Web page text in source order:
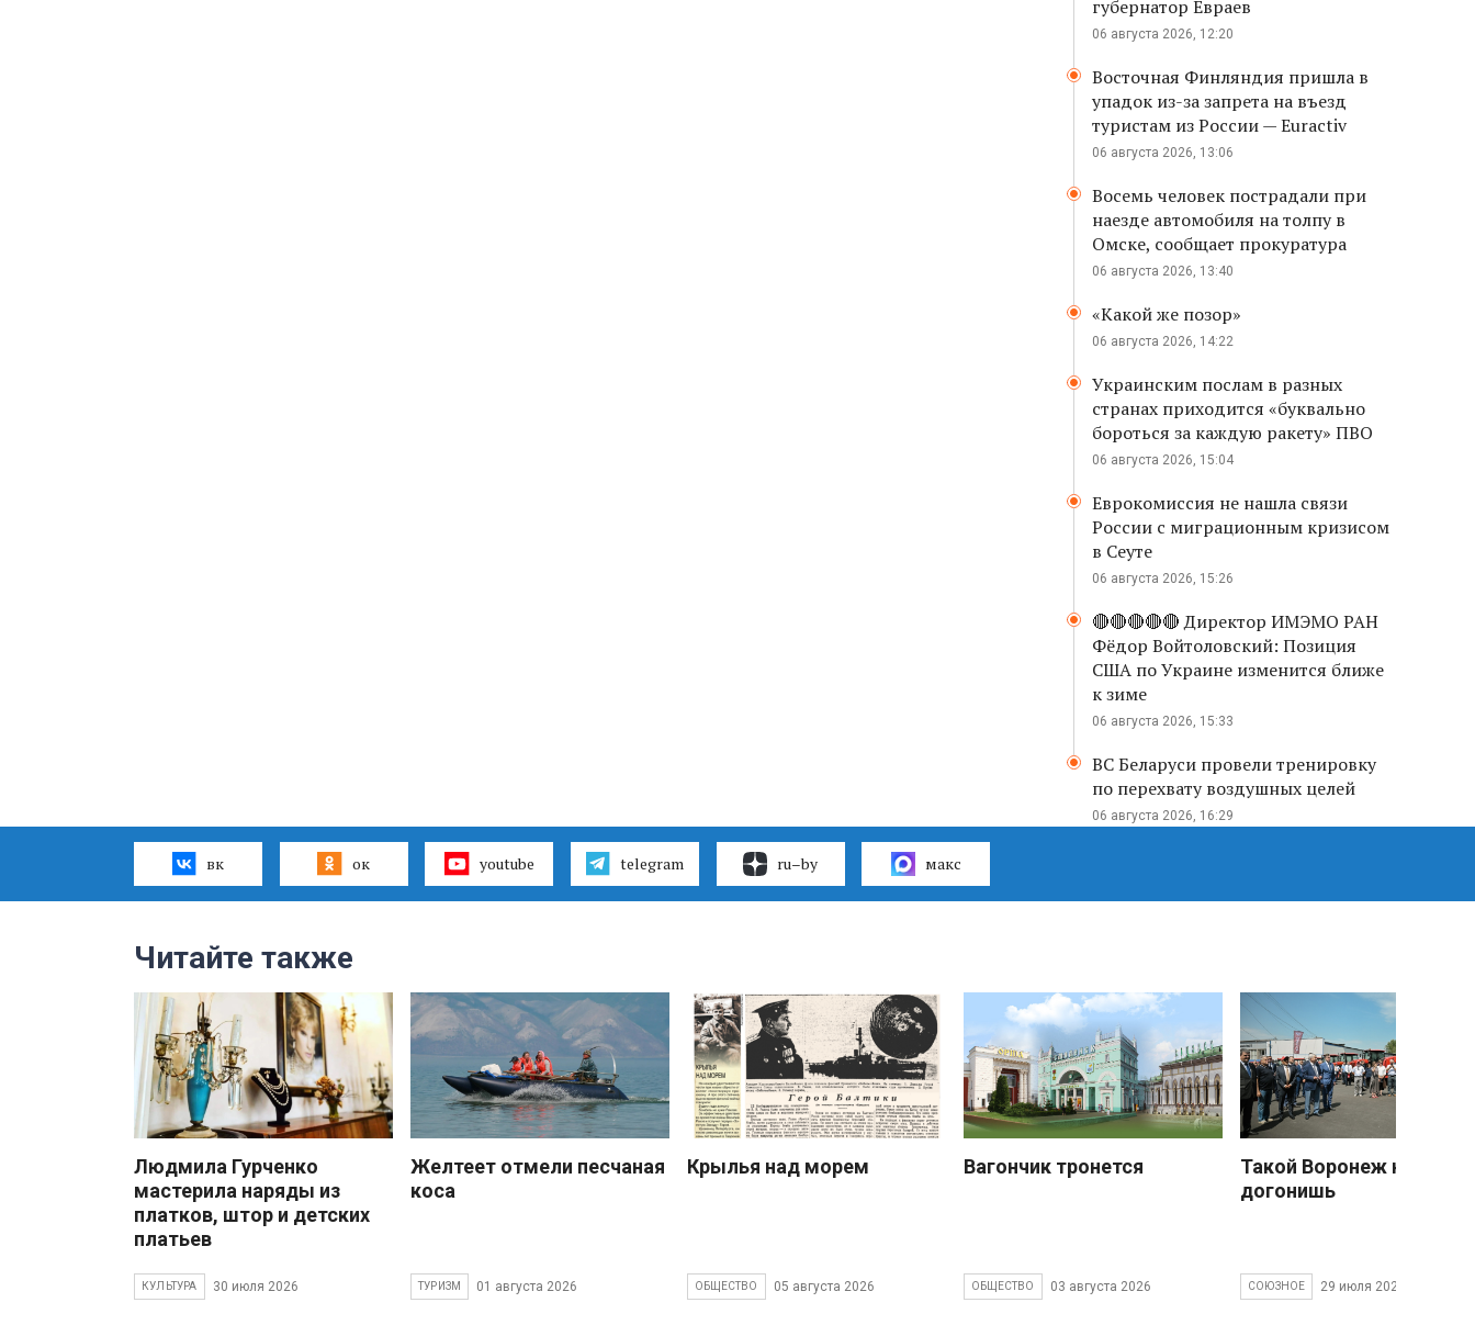
губернатор Евраев
06 августа 2026, 12:20
Восточная Финляндия пришла в
упадок из-за запрета на въезд
туристам из России — Euractiv
06 августа 2026, 13:06
Восемь человек пострадали при
наезде автомобиля на толпу в
Омске, сообщает прокуратура
06 августа 2026, 13:40
«Какой же позор»
06 августа 2026, 14:22
Украинским послам в разных
странах приходится «буквально
бороться за каждую ракету» ПВО
06 августа 2026, 15:04
Еврокомиссия не нашла связи
России с миграционным кризисом
в Сеуте
06 августа 2026, 15:26
🔴🔴🔴🔴🔴 Директор ИМЭМО РАН
Фёдор Войтоловский: Позиция
США по Украине изменится ближе
к зиме
06 августа 2026, 15:33
ВС Беларуси провели тренировку
по перехвату воздушных целей
06 августа 2026, 16:29
вк ок youtube telegram ru–by макс
Читайте также
Людмила Гурченко
мастерила наряды из
платков, штор и детских
платьев
КУЛЬТУРА 30 июля 2026
Желтеет отмели песчаная
коса
ТУРИЗМ 01 августа 2026
Крылья над морем
ОБЩЕСТВО 05 августа 2026
Вагончик тронется
ОБЩЕСТВО 03 августа 2026
Такой Воронеж не
догонишь
СОЮЗНОЕ 29 июля 2026